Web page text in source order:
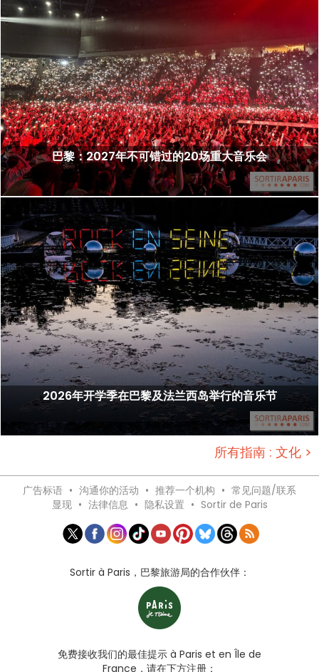
巴黎：2027年不可错过的20场重大音乐会
2026年开学季在巴黎及法兰西岛举行的音乐节
所有指南 : 文化 >
广告标语 • 沟通你的活动 • 推荐一个机构 • 常见问题/联系
显现 • 法律信息 • 隐私设置 • Sortir de Paris
Sortir à Paris，巴黎旅游局的合作伙伴：
免费接收我们的最佳提示 à Paris et en Île de
France，请在下方注册：